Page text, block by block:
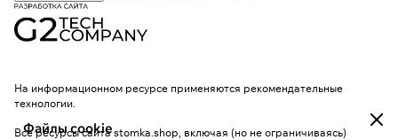
Файлы cookie
На информационном ресурсе применяются рекомендательные
технологии.
Все ресурсы сайта stomka.shop, включая (но не ограничиваясь)